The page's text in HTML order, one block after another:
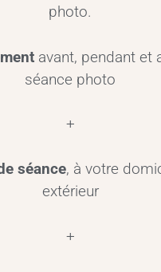
photo.
avant, pendant et
séance photo
+
séance, à votre
extérieur
+